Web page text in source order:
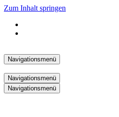
Zum Inhalt springen
Navigationsmenü
Navigationsmenü
Navigationsmenü